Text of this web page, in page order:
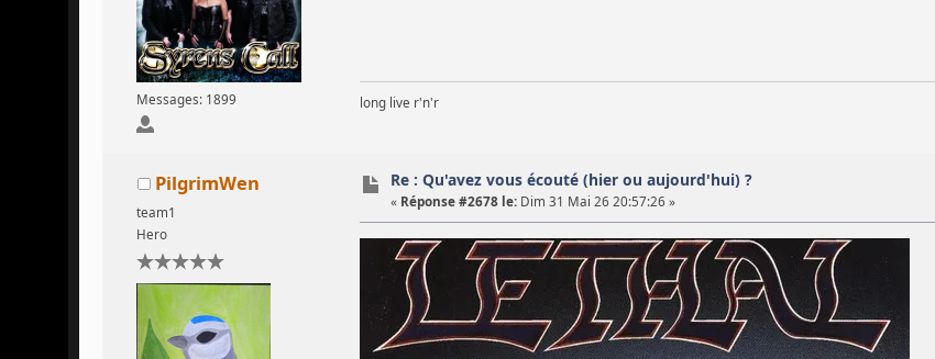
Messages: 1899 long live r'n'r
PilgrimWen
team1
Hero
Re : Qu'avez vous écouté (hier ou aujourd'hui) ?
« Réponse #2678 le: Dim 31 Mai 26 20:57:26 »